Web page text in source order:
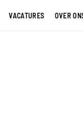
VACATURES OVER